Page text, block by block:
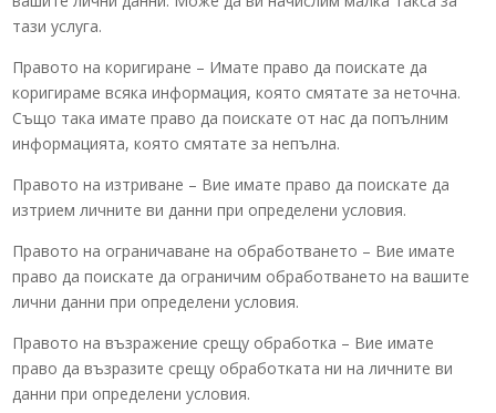
тази услуга.
Правото на коригиране – Имате право да поискате да
коригираме всяка информация, която смятате за неточна.
Също така имате право да поискате от нас да попълним
информацията, която смятате за непълна.
Правото на изтриване – Вие имате право да поискате да
изтрием личните ви данни при определени условия.
Правото на ограничаване на обработването – Вие имате
право да поискате да ограничим обработването на вашите
лични данни при определени условия.
Правото на възражение срещу обработка – Вие имате
право да възразите срещу обработката ни на личните ви
данни при определени условия.